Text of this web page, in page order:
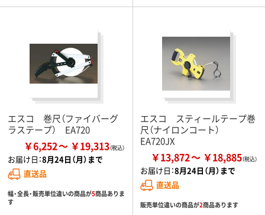
エスコ 巻尺（ファイバーグ
ラステープ） EA720
￥6,252 ￥19,313
お届け日：8月24日（月）まで
直送品
幅・全長・販売単位違いの商品が5商品ありま
す
エスコ スティールテープ巻
尺（ナイロンコート）
EA720JX
￥13,872 ￥18,885
お届け日：8月24日（月）まで
直送品
販売単位違いの商品が2商品あります